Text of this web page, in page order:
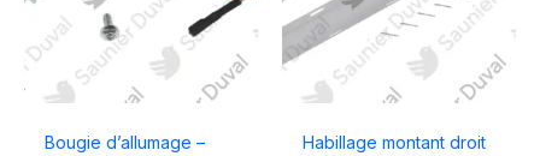
Bougie d’allumage –
Habillage montant droit